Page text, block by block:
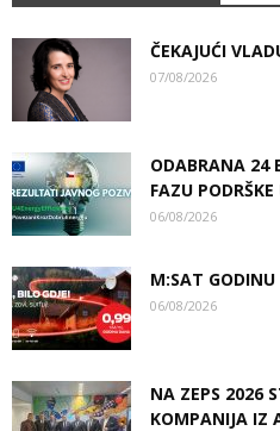
ČEKAJUĆI
07/08/2026
ODABRANA 24
FAZU
06/08/2026
M:SAT
06/08/2026
NA ZEPS 2026
KOMPANIJA IZ